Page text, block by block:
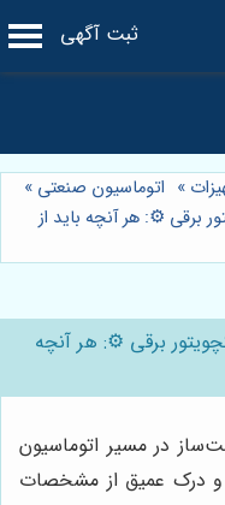
ثبت آگهی
» اتوماسیون صنعتی »
برقی ⚙️: هر آنچه باید از
برقی ⚙️: هر آنچه
در مسیر اتوماسیون
و درک عمیق از مشخصات